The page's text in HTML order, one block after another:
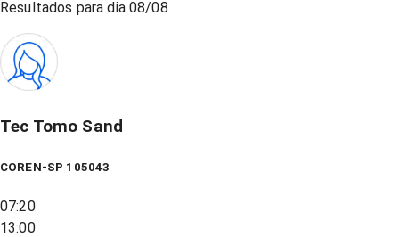
Resultados para dia08/08
Tec Tomo Sand
COREN-SP 105043
07:20
13:00